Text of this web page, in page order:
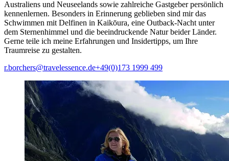
Australiens und Neuseelands sowie zahlreiche Gastgeber persönlich
kennenlernen. Besonders in Erinnerung geblieben sind mir das
Schwimmen mit Delfinen in Kaikōura, eine Outback-Nacht unter
dem Sternenhimmel und die beeindruckende Natur beider Länder.
Gerne teile ich meine Erfahrungen und Insidertipps, um Ihre
Traumreise zu gestalten.
r.borchers@travelessence.de+49(0)173 1999 499